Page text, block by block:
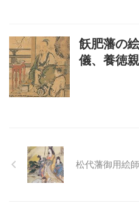
飫肥藩の
儀、養徳
松代藩御用絵